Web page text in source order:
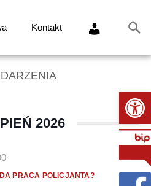
Kontakt
2026
PRACA POLICJANTA?